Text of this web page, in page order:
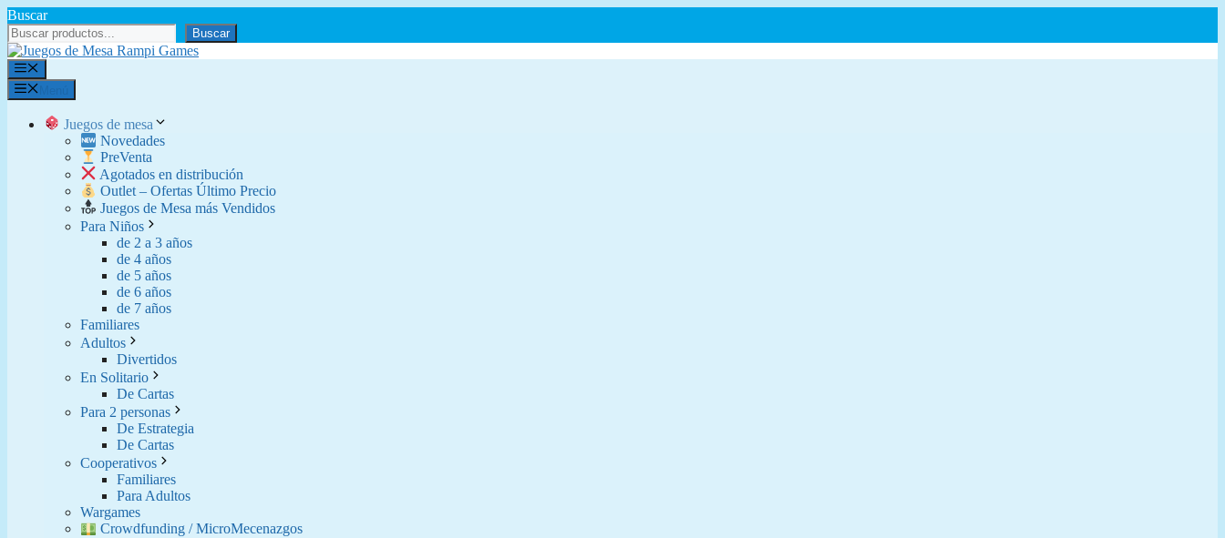
Saltar
al
contenido
Buscar
Buscar
Menú
Juegos de mesa
Novedades
PreVenta
Agotados en distribución
Outlet – Ofertas Último Precio
Juegos de Mesa más Vendidos
Para Niños
de 2 a 3 años
de 4 años
de 5 años
de 6 años
de 7 años
Familiares
Adultos
Divertidos
En Solitario
De Cartas
Para 2 personas
De Estrategia
De Cartas
Cooperativos
Familiares
Para Adultos
Wargames
Crowdfunding / MicroMecenazgos